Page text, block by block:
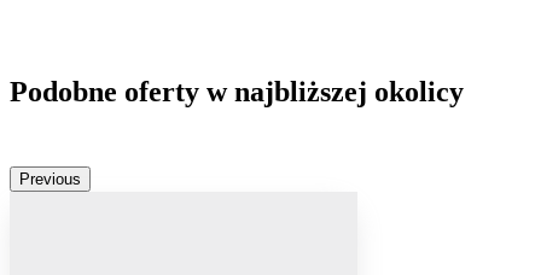
Podobne oferty w najbliższej okolicy
Previous